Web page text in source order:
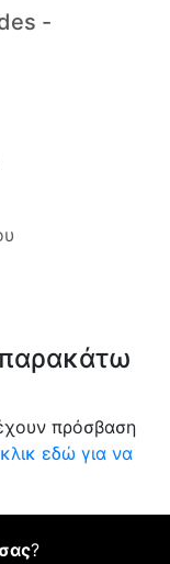
-
παρακάτω
πρόσβαση
εδώ για να
?